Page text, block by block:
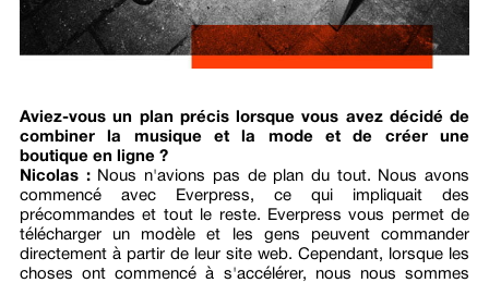
Aviez-vous un plan précis lorsque vous avez décidé de
combiner la musique et la mode et de créer une
boutique en ligne ?
Nicolas :Nous n'avions pas de plan du tout. Nous avons
commencé avec Everpress, ce qui impliquait des
précommandes et tout le reste. Everpress vous permet de
télécharger un modèle et les gens peuvent commander
directement à partir de leur site web. Cependant, lorsque les
choses ont commencé à s'accélérer, nous nous sommes